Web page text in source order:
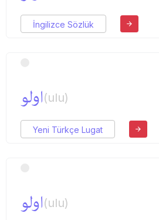
İngilizce Sözlük
اولو(ulu)
Yeni Türkçe Lugat
اولو(ulu)